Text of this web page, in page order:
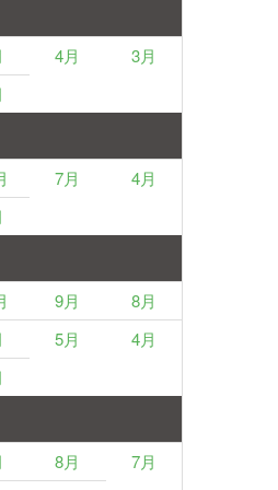
4月
3月
7月
4月
9月
8月
5月
4月
8月
7月